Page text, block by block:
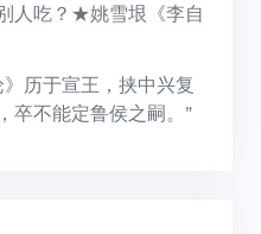
人吃？★姚雪垠《李自
历于宣王，挟中兴复
卒不能定鲁侯之嗣。”